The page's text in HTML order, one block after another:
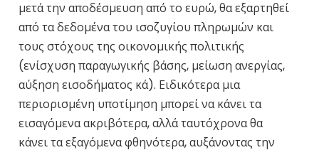
μετά την αποδέσμευση από το ευρώ, θα εξαρτηθεί
από τα δεδομένα του ισοζυγίου πληρωμών και
τους στόχους της οικονομικής πολιτικής
(ενίσχυση παραγωγικής βάσης, μείωση ανεργίας,
αύξηση εισοδήματος κά). Ειδικότερα μια
περιορισμένη υποτίμηση μπορεί να κάνει τα
εισαγόμενα ακριβότερα, αλλά ταυτόχρονα θα
κάνει τα εξαγόμενα φθηνότερα, αυξάνοντας την